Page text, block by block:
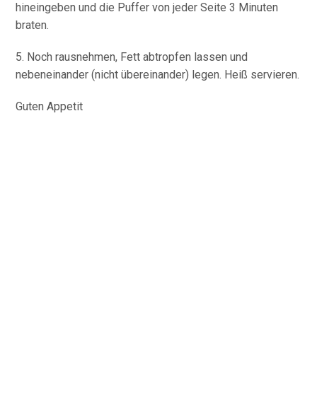
hineingeben und die Puffer von jeder Seite 3 Minuten
braten.
5. Noch rausnehmen, Fett abtropfen lassen und
nebeneinander (nicht übereinander) legen. Heiß servieren.
Guten Appetit